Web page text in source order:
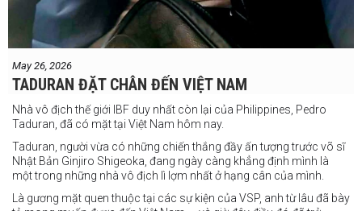
May 26, 2026
TADURAN ĐẶT CHÂN ĐẾN VIỆT NAM
Nhà vô địch thế giới IBF duy nhất còn lại của Philippines, Pedro
Taduran, đã có mặt tại Việt Nam hôm nay.
Taduran, người vừa có những chiến thắng đầy ấn tượng trước võ sĩ
Nhật Bản Ginjiro Shigeoka, đang ngày càng khẳng định mình là
một trong những nhà vô địch lì lợm nhất ở hạng cân của mình.
Là gương mặt quen thuộc tại các sự kiện của VSP, anh từ lâu đã bày